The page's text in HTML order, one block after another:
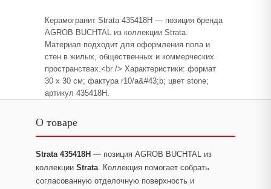
Керамогранит Strata 435418H — позиция бренда
AGROB BUCHTAL из коллекции Strata.
Материал подходит для оформления пола и
стен в жилых, общественных и коммерческих
пространствах.<br /> Характеристики: формат
30 x 30 см; фактура r10/a&#43;b; цвет stone;
артикул 435418H.
О товаре
Strata 435418H — позиция AGROB BUCHTAL из
коллекции Strata. Коллекция помогает собрать
согласованную отделочную поверхность и